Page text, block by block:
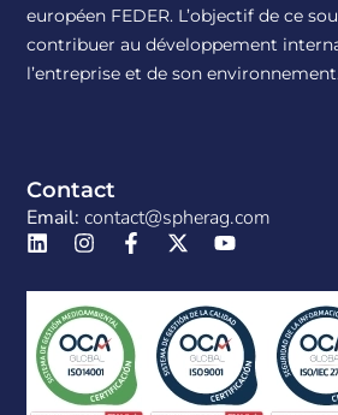
européen FEDER. L’objectif de ce
contribuer au développement
l’entreprise et de son
Contact
Email: contact@spherag.com